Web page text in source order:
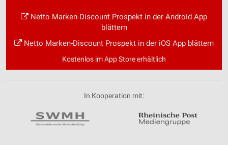
Netto Marken-Discount Prospekt in der Android App
blättern
Netto Marken-Discount Prospekt in der iOS App blättern
Kostenlos im App Store erhältlich
In Kooperation mit: